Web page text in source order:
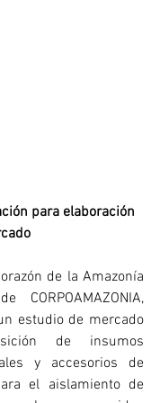
para elaboración
de la Amazonía
estudio de mercado
de insumos
y accesorios de
el aislamiento de